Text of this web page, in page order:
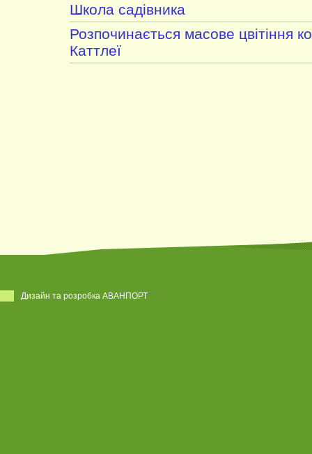
Школа садівника
Розпочинається масове цвітіння
Каттлеї
Дизайн та розробка АВАНПОРТ